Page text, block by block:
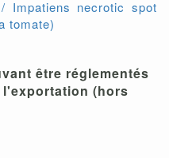
Impatiens necrotic spot
tomate)
être réglementés
(hors